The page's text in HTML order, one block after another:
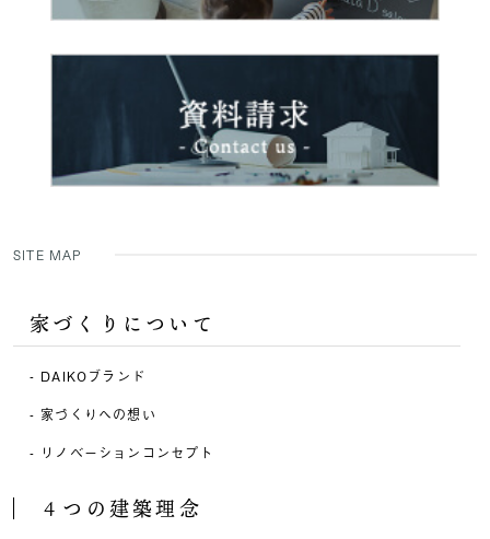
SITE MAP
家づくりについて
DAIKOブランド
家づくりへの想い
リノベーションコンセプト
４つの建築理念